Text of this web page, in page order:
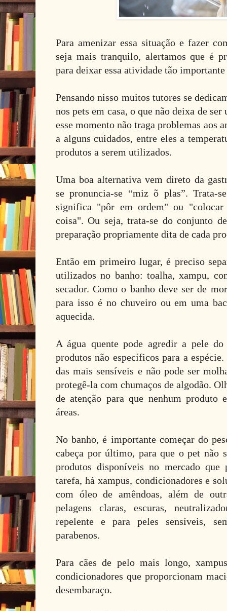
Para amenizar essa situação e fazer
seja mais tranquilo, alertamos que é
para deixar essa atividade tão
Pensando nisso muitos tutores se
nos pets em casa, o que não deixa de
esse momento não traga problemas aos
a alguns cuidados, entre eles a
produtos a serem utilizados.
Uma boa alternativa vem direto da
se pronuncia-se “miz õ plas”. Trata-
significa "pôr em ordem" ou "colocar
coisa". Ou seja, trata-se do conjunto
preparação propriamente dita de cada
Então em primeiro lugar, é preciso
utilizados no banho: toalha, xampu,
secador. Como o banho deve ser de
para isso é no chuveiro ou em uma
aquecida.
A água quente pode agredir a pele
produtos não específicos para a
das mais sensíveis e não pode ser
protegê-la com chumaços de algodão.
de atenção para que nenhum produto
áreas.
No banho, é importante começar do
cabeça por último, para que o pet não
produtos disponíveis no mercado que
tarefa, há xampus, condicionadores e
com óleo de amêndoas, além de
pelagens claras, escuras,
repelente e para peles sensíveis,
parabenos.
Para cães de pelo mais longo,
condicionadores que proporcionam
desembaraço.